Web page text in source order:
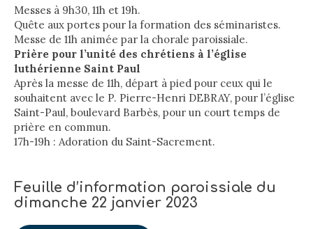
Messes à 9h30, 11h et 19h.
Quête aux portes pour la formation des séminaristes.
Messe de 11h animée par la chorale paroissiale.
Prière pour l’unité des chrétiens à l’église
luthérienne Saint Paul
Après la messe de 11h, départ à pied pour ceux qui le
souhaitent avec le P. Pierre-Henri DEBRAY, pour l’église
Saint-Paul, boulevard Barbès, pour un court temps de
prière en commun.
17h-19h : Adoration du Saint-Sacrement.
Feuille d’information paroissiale du
dimanche 22 janvier 2023